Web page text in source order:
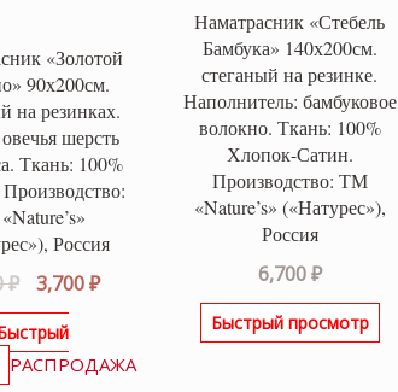
«Золотой
90х200см.
на резинках.
шерсть
Ткань: 100%
Россия
₽
Первоначальная
цена
составляла
4,150 ₽.
3,700₽Текущая
РАСПРОДАЖА
Наматрасник «Стебель
Бамбука» 140х200см.
стеганый на резинке.
Наполнитель: бамбуковое
волокно. Ткань: 100%
Хлопок-Сатин.
Производство: ТМ
«Nature’s» («Натурес»),
Россия
6,700₽
Быстрый просмотр